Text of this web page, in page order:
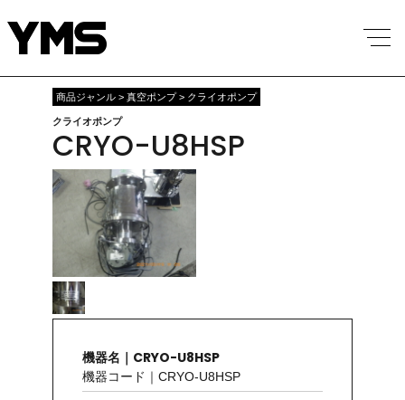
商品ジャンル > 真空ポンプ > クライオポンプ
クライオポンプ
CRYO-U8HSP
機器名｜CRYO-U8HSP
機器コード｜CRYO-U8HSP